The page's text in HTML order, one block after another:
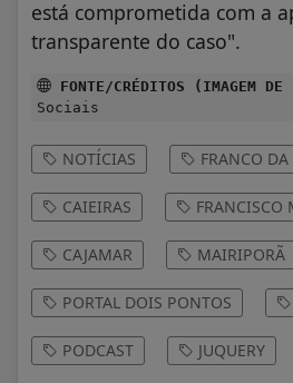
está comprometida com a
transparente do caso".
FONTE/CRÉDITOS (IMAGEM DE
Sociais
NOTÍCIAS FRANCO
CAIEIRAS FRANCISCO
CAJAMAR MAIRIPORÃ
PORTAL DOIS PONTOS
PODCAST JUQUERY